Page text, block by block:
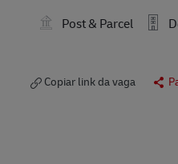
Post & Parcel
Copiar link da vaga